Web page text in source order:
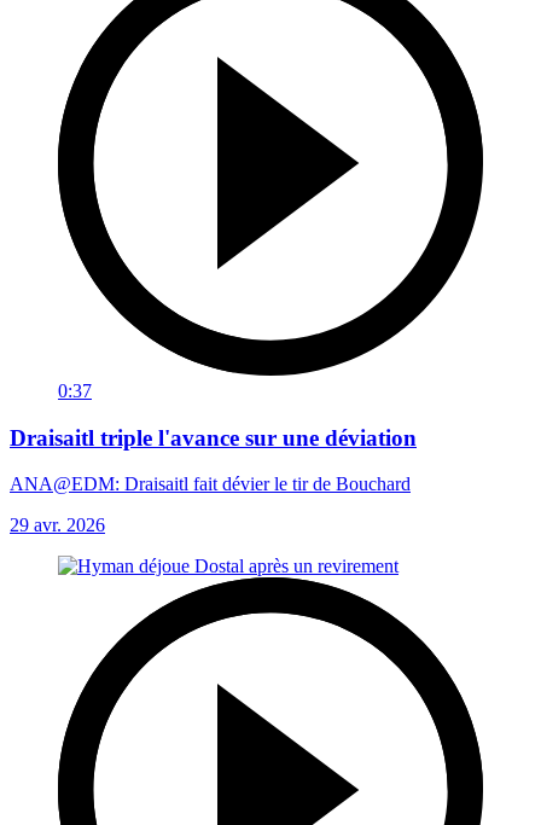
0:37
Draisaitl triple l'avance sur une déviation
ANA@EDM: Draisaitl fait dévier le tir de Bouchard
29 avr. 2026